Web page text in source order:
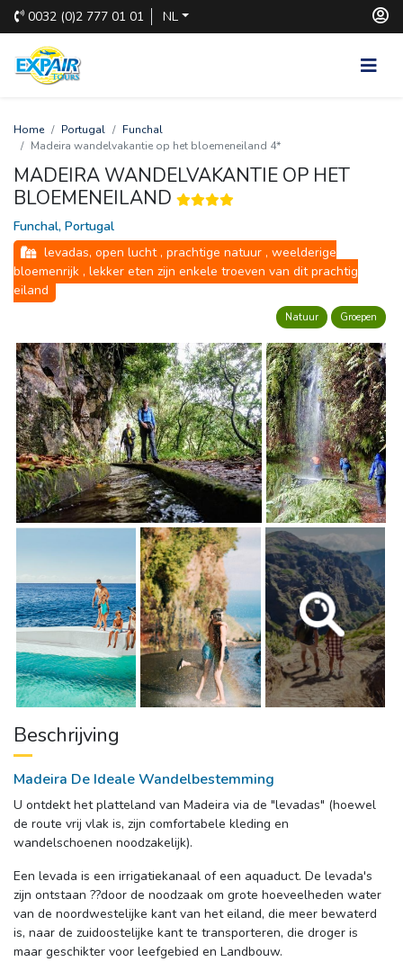
0032 (0)2 777 01 01 NL
Home Portugal
Funchal
Madeira wandelvakantie op het bloemeneiland 4*
MADEIRA WANDELVAKANTIE OP HET
BLOEMENEILAND
Funchal, Portugal
levadas, open lucht , prachtige natuur , weelderige
bloemenrijk , lekker eten zijn enkele troeven van dit prachtig
eiland
Natuur Groepen
Beschrijving
Madeira De Ideale Wandelbestemming
U ontdekt het platteland van Madeira via de "levadas" (hoewel
de route vrij vlak is, zijn comfortabele kleding en
wandelschoenen noodzakelijk).
Een levada is een irrigatiekanaal of een aquaduct. De levada's
zijn ontstaan ??door de noodzaak om grote hoeveelheden water
van de noordwestelijke kant van het eiland, die meer bewaterd
is, naar de zuidoostelijke kant te transporteren, die droger is
maar geschikter voor leefgebied en Landbouw.